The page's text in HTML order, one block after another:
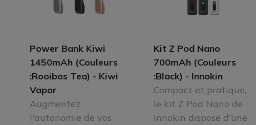
Power Bank Kiwi
1450mAh (Couleurs
:Rooibos Tea) - Kiwi
Vapor
Augmentez
l'autonomie de vos
Kit Z Pod Nano
700mAh (Couleurs
:Black) - Innokin
Compact et pratique,
le kit Z Pod Nano de
Innokin dispose d'une